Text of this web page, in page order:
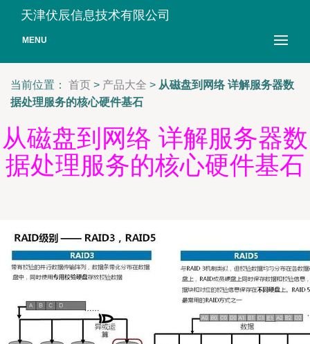
天津伏辰信息技术有限公司
MENU
当前位置： 首页 > 产品大全 > 从磁盘到网络 详解服务器数
据处理服务的核心硬件基石
从磁盘到网络 详解服务器数
据处理服务的核心硬件基石